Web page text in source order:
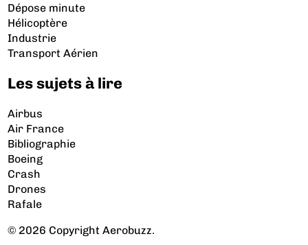
Dépose minute
Hélicoptère
Industrie
Transport Aérien
Les sujets à lire
Airbus
Air France
Bibliographie
Boeing
Crash
Drones
Rafale
© 2026 Copyright Aerobuzz.